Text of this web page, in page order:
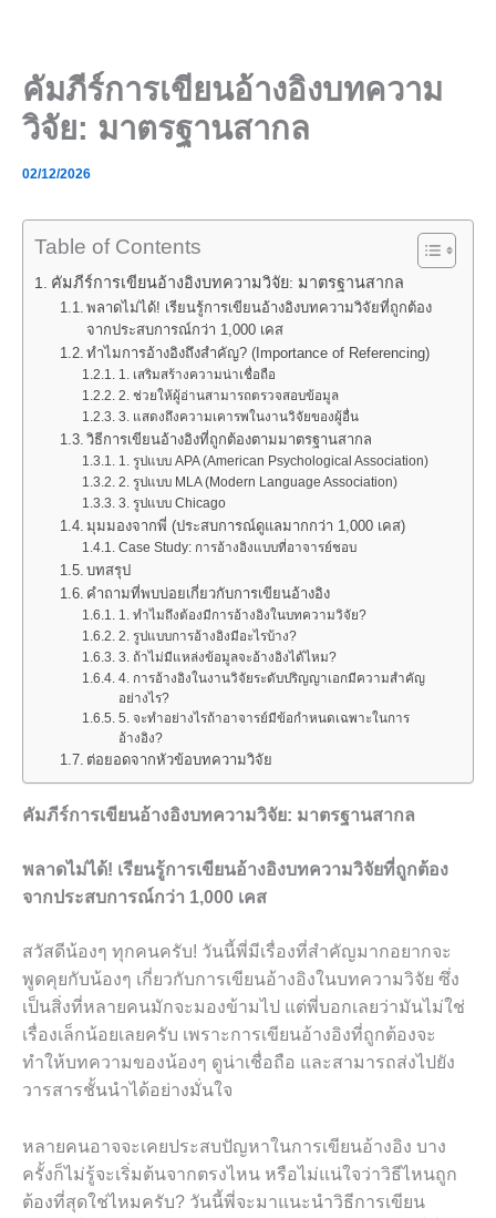
คัมภีร์การเขียนอ้างอิงบทความ
วิจัย: มาตรฐานสากล
02/12/2026
Table of Contents
คัมภีร์การเขียนอ้างอิงบทความวิจัย: มาตรฐานสากล
พลาดไม่ได้! เรียนรู้การเขียนอ้างอิงบทความวิจัยที่ถูกต้อง
จากประสบการณ์กว่า 1,000 เคส
ทำไมการอ้างอิงถึงสำคัญ? (Importance of Referencing)
1. เสริมสร้างความน่าเชื่อถือ
2. ช่วยให้ผู้อ่านสามารถตรวจสอบข้อมูล
3. แสดงถึงความเคารพในงานวิจัยของผู้อื่น
วิธีการเขียนอ้างอิงที่ถูกต้องตามมาตรฐานสากล
1. รูปแบบ APA (American Psychological Association)
2. รูปแบบ MLA (Modern Language Association)
3. รูปแบบ Chicago
มุมมองจากพี่ (ประสบการณ์ดูแลมากกว่า 1,000 เคส)
Case Study: การอ้างอิงแบบที่อาจารย์ชอบ
บทสรุป
คำถามที่พบบ่อยเกี่ยวกับการเขียนอ้างอิง
1. ทำไมถึงต้องมีการอ้างอิงในบทความวิจัย?
2. รูปแบบการอ้างอิงมีอะไรบ้าง?
3. ถ้าไม่มีแหล่งข้อมูลจะอ้างอิงได้ไหม?
4. การอ้างอิงในงานวิจัยระดับปริญญาเอกมีความสำคัญ
อย่างไร?
5. จะทำอย่างไรถ้าอาจารย์มีข้อกำหนดเฉพาะในการ
อ้างอิง?
ต่อยอดจากหัวข้อบทความวิจัย
คัมภีร์การเขียนอ้างอิงบทความวิจัย: มาตรฐานสากล
พลาดไม่ได้! เรียนรู้การเขียนอ้างอิงบทความวิจัยที่ถูกต้อง
จากประสบการณ์กว่า 1,000 เคส
สวัสดีน้องๆ ทุกคนครับ! วันนี้พี่มีเรื่องที่สำคัญมากอยากจะ
พูดคุยกับน้องๆ เกี่ยวกับการเขียนอ้างอิงในบทความวิจัย ซึ่ง
เป็นสิ่งที่หลายคนมักจะมองข้ามไป แต่พี่บอกเลยว่ามันไม่ใช่
เรื่องเล็กน้อยเลยครับ เพราะการเขียนอ้างอิงที่ถูกต้องจะ
ทำให้บทความของน้องๆ ดูน่าเชื่อถือ และสามารถส่งไปยัง
วารสารชั้นนำได้อย่างมั่นใจ
หลายคนอาจจะเคยประสบปัญหาในการเขียนอ้างอิง บาง
ครั้งก็ไม่รู้จะเริ่มต้นจากตรงไหน หรือไม่แน่ใจว่าวิธีไหนถูก
ต้องที่สุดใช่ไหมครับ? วันนี้พี่จะมาแนะนำวิธีการเขียน